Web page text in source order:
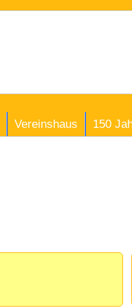
Vereinshaus 150